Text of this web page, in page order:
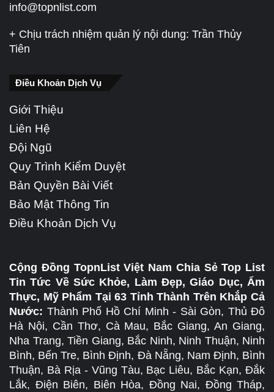
info@topnlist.com
+ Chịu trách nhiệm quản lý nội dung: Trần Thủy
Tiên
Điều Khoản Dịch Vụ
Giới Thiệu
Liên Hệ
Đội Ngũ
Quy Trình Kiểm Duyệt
Bản Quyền Bài Viết
Bảo Mật Thông Tin
Điều Khoản Dịch Vụ
Cộng Đồng TopnList Việt Nam Chia Sẻ Top List
Tin Tức Về Sức Khỏe, Làm Đẹp, Giáo Dục, Ẩm
Thực, Mỹ Phẩm Tại 63 Tỉnh Thành Trên Khắp Cả
Nước: Thành Phố Hồ Chí Minh - Sài Gòn, Thủ Đô
Hà Nội, Cần Thơ, Cà Mau, Bắc Giang, An Giang,
Nha Trang, Tiền Giang, Bắc Ninh, Ninh Thuận, Ninh
Bình, Bến Tre, Bình Định, Đà Nẵng, Nam Định, Bình
Thuận, Bà Rịa - Vũng Tàu, Bạc Liêu, Bắc Kạn, Đắk
Lắk, Điện Biên, Biên Hòa, Đồng Nai, Đồng Tháp,